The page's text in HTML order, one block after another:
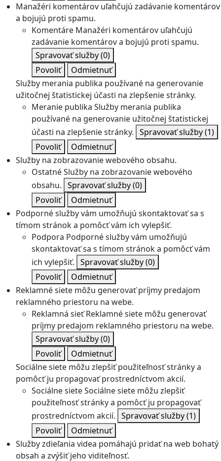
Manažéri komentárov uľahčujú zadávanie komentárov
a bojujú proti spamu.
Komentáre Manažéri komentárov uľahčujú
zadávanie komentárov a bojujú proti spamu.
Spravovať služby(0)
Povoliť
Odmietnuť
Služby merania publika používané na generovanie
užitočnej štatistickej účasti na zlepšenie stránky.
Meranie publika Služby merania publika
používané na generovanie užitočnej štatistickej
účasti na zlepšenie stránky. Spravovať služby(1)
Povoliť
Odmietnuť
Služby na zobrazovanie webového obsahu.
OstatnéSlužby na zobrazovanie webového
obsahu. Spravovať služby(0)
Povoliť
Odmietnuť
Podporné služby vám umožňujú skontaktovať sa s
tímom stránok a pomôcť vám ich vylepšiť.
Podpora Podporné služby vám umožňujú
skontaktovať sa s tímom stránok a pomôcť vám
ich vylepšiť. Spravovať služby(0)
Povoliť
Odmietnuť
Reklamné siete môžu generovať príjmy predajom
reklamného priestoru na webe.
Reklamná sieť Reklamné siete môžu generovať
príjmy predajom reklamného priestoru na webe.
Spravovať služby(0)
Povoliť
Odmietnuť
Sociálne siete môžu zlepšiť použiteľnosť stránky a
pomôcť ju propagovať prostredníctvom akcií.
Sociálne sieteSociálne siete môžu zlepšiť
použiteľnosť stránky a pomôcť ju propagovať
prostredníctvom akcií. Spravovať služby(1)
Povoliť
Odmietnuť
Služby zdieľania videa pomáhajú pridať na web bohatý
obsah a zvýšiť jeho viditeľnosť.